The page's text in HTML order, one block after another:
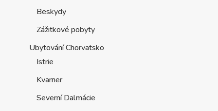
Beskydy
Zážitkové pobyty
Ubytování Chorvatsko
Istrie
Kvarner
Severní Dalmácie